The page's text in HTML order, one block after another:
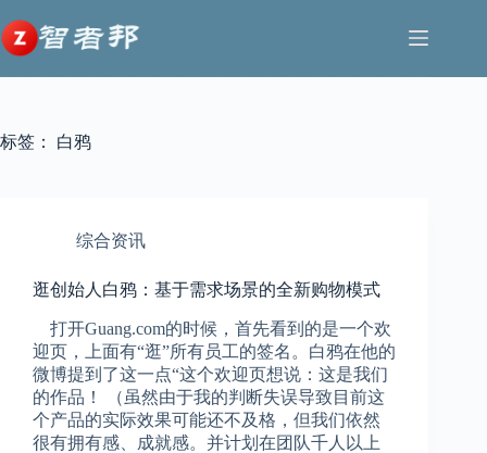
至
内
容
标签： 白鸦
综合资讯
逛创始人白鸦：基于需求场景的全新购物模式
打开Guang.com的时候，首先看到的是一个欢
迎页，上面有“逛”所有员工的签名。白鸦在他的
微博提到了这一点“这个欢迎页想说：这是我们
的作品！ （虽然由于我的判断失误导致目前这
个产品的实际效果可能还不及格，但我们依然
很有拥有感、成就感。并计划在团队千人以上